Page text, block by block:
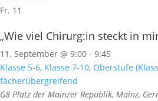
Fr. 11
„Wie viel Chirurg:in steckt in
11. September @ 9:00 - 9:45
Klasse 5-6, Klasse 7-10, Oberstufe
fächerübergreifend
G8 Platz der Mainzer Republik, Mainz,